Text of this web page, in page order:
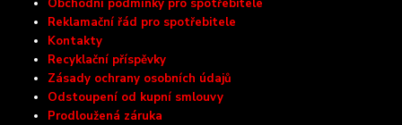
Reklamační řád pro spotřebitele
Kontakty
Recyklační příspěvky
Zásady ochrany osobních údajů
Odstoupení od kupní smlouvy
Prodloužená záruka